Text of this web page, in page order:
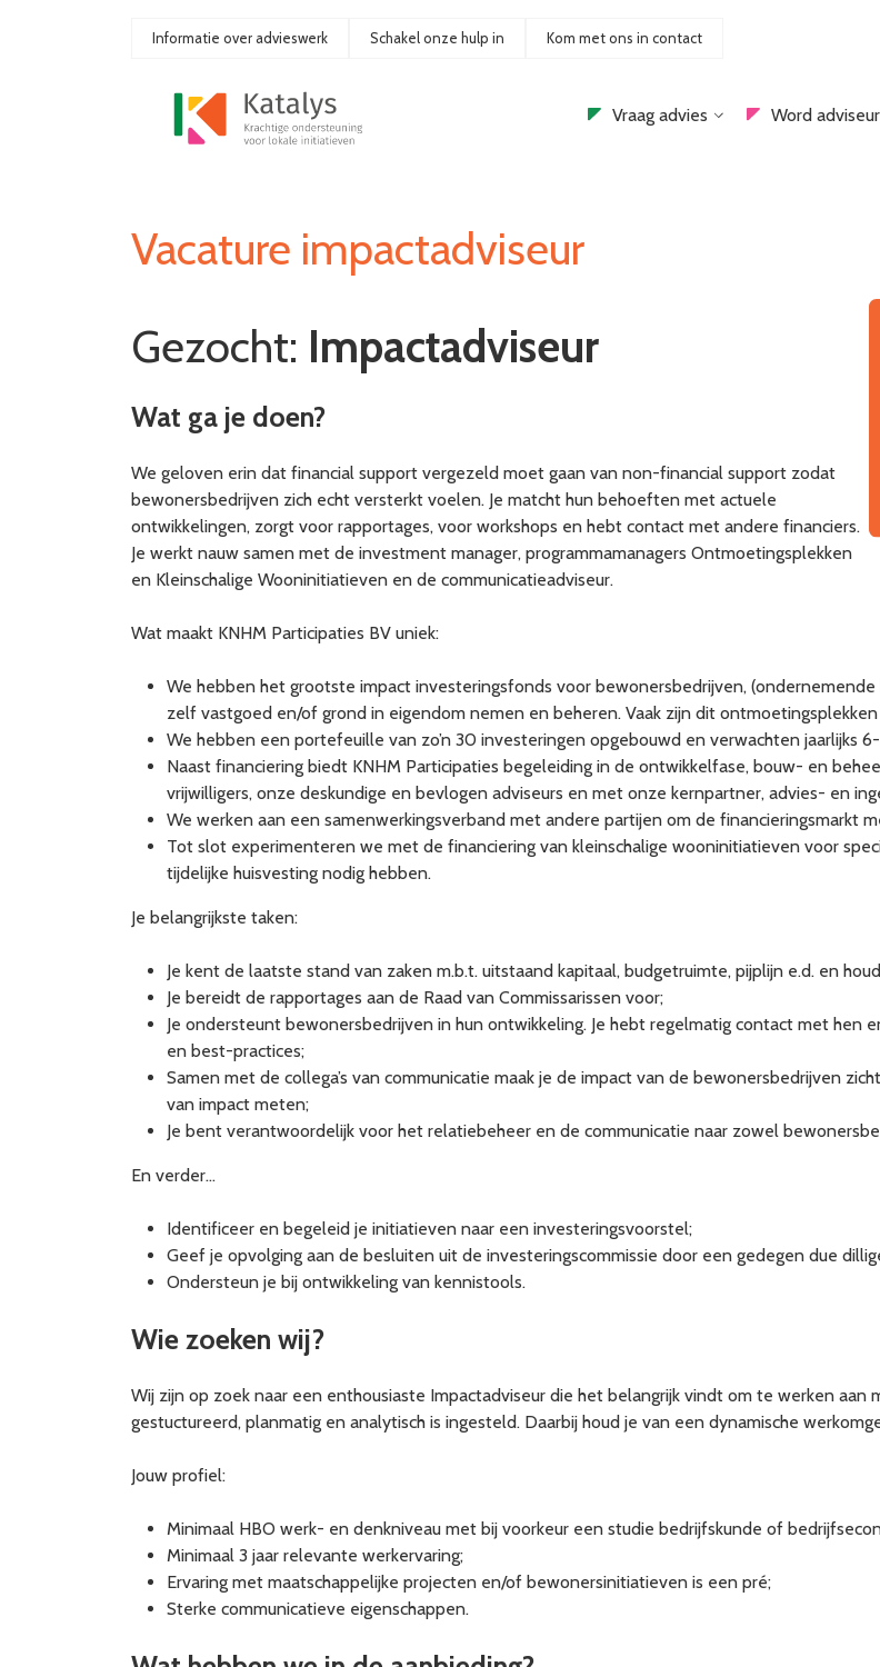
Informatie over advieswerk Schakel onze hulp in Kom met ons in contact
Vraag advies Word adviseur
Vacature impactadviseur
Gezocht: Impactadviseur
Wat ga je doen?
We geloven erin dat financial support vergezeld moet gaan van non-financial support zodat
bewonersbedrijven zich echt versterkt voelen. Je matcht hun behoeften met actuele
ontwikkelingen, zorgt voor rapportages, voor workshops en hebt contact met andere financiers.
Je werkt nauw samen met de investment manager, programmamanagers Ontmoetingsplekken
en Kleinschalige Wooninitiatieven en de communicatieadviseur.
Wat maakt KNHM Participaties BV uniek:
We hebben het grootste impact investeringsfonds voor bewonersbedrijven,
zelf vastgoed en/of grond in eigendom nemen en beheren. Vaak zijn dit
We hebben een portefeuille van zo’n 30 investeringen opgebouwd en verwachten jaarlijks
Naast financiering biedt KNHM Participaties begeleiding in de ontwikkelfase, bouw- en
vrijwilligers, onze deskundige en bevlogen adviseurs en met onze kernpartner, advies- en
We werken aan een samenwerkingsverband met andere partijen om de financieringsmarkt
Tot slot experimenteren we met de financiering van kleinschalige wooninitiatieven voor
tijdelijke huisvesting nodig hebben.
Je belangrijkste taken:
Je kent de laatste stand van zaken m.b.t. uitstaand kapitaal, budgetruimte, pijplijn e.d. en
Je bereidt de rapportages aan de Raad van Commissarissen voor;
Je ondersteunt bewonersbedrijven in hun ontwikkeling. Je hebt regelmatig contact met hen
en best-practices;
Samen met de collega’s van communicatie maak je de impact van de bewonersbedrijven
van impact meten;
Je bent verantwoordelijk voor het relatiebeheer en de communicatie naar zowel
En verder…
Identificeer en begeleid je initiatieven naar een investeringsvoorstel;
Geef je opvolging aan de besluiten uit de investeringscommissie door een gedegen due
Ondersteun je bij ontwikkeling van kennistools.
Wie zoeken wij?
Wij zijn op zoek naar een enthousiaste Impactadviseur die het belangrijk vindt om te werken aan
gestuctureerd, planmatig en analytisch is ingesteld. Daarbij houd je van een dynamische
Jouw profiel:
Minimaal HBO werk- en denkniveau met bij voorkeur een studie bedrijfskunde of
Minimaal 3 jaar relevante werkervaring;
Ervaring met maatschappelijke projecten en/of bewonersinitiatieven is een pré;
Sterke communicatieve eigenschappen.